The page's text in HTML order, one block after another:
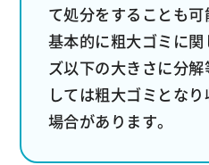
て処分をすることも可
基本的に粗大ゴミに
ズ以下の大きさに分
しては粗大ゴミとな
場合があります。